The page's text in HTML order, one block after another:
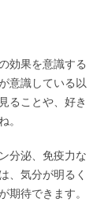
効果を意識する
意識している以
ることや、好き
。
分泌、免疫力な
、気分が明るく
期待できます。